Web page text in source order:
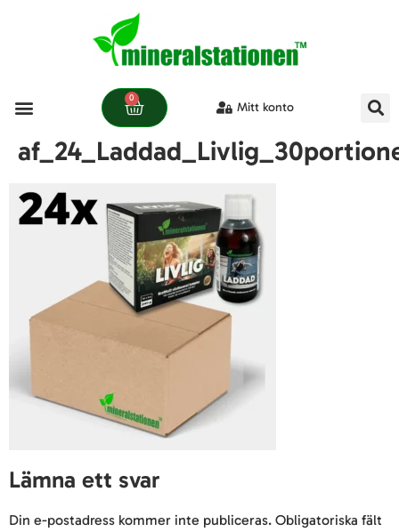
0
Mitt konto
Lämna ett svar
Din e-postadress kommer inte publiceras. Obligatoriska fält